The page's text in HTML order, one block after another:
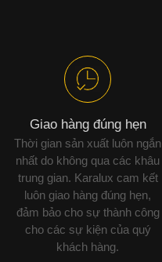
Giao hàng đúng hẹn
Thời gian sản xuất luôn ngắn
nhất do không qua các khâu
trung gian. Karalux cam kết
luôn giao hàng đúng hẹn,
đảm bảo cho sự thành công
cho các sự kiện của quý
khách hàng.